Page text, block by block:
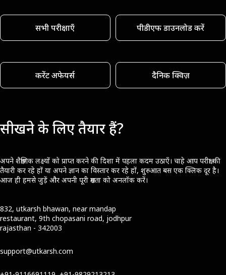
सभी परीक्षाएँ पीडीएफ डाउनलोड करें
करेंट अफेयर्स दैनिक क्विज़
सीखने के लिए तैयार हैं?
अपने शैक्षणिक लक्ष्यों को प्राप्त करने की दिशा में पहला कदम उठाएँ। चाहे आप परीक्षा की
तैयारी कर रहे हों या अपने ज्ञान का विस्तार कर रहे हों, शुरुआत बस एक क्लिक दूर है।
आज ही हमसे जुड़ें और अपनी पूरी क्षमता को अनलॉक करें।
832, utkarsh bhawan, near mandap
restaurant, 9th chopasani road, jodhpur
rajasthan - 342003
support@utkarsh.com